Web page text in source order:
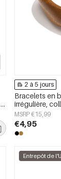
2 à 5 jours
Bracelets en
irrégulière,
Simple, bijoux
MSRP €15,99
€4,95
Entrepôt de